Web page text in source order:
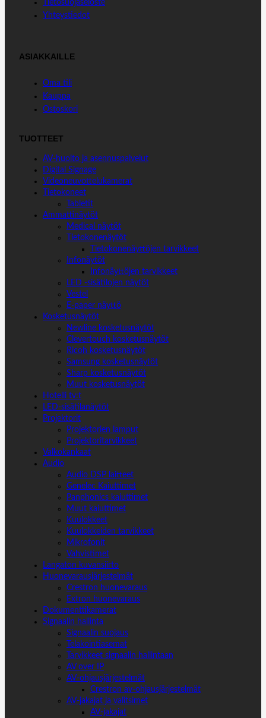
k
n
p
Tietosuojaseloste
Yhteystiedot
ASIAKKAILLE
Oma tili
Kauppa
Ostoskori
TUOTTEET
AV-huolto ja asennuspalvelut
Digital Signage
Videoneuvottelukamerat
Tietokoneet
Tabletit
Ammattinäytöt
Medical näytöt
Tietokonenäytöt
Tietokonenäyttöjen tarvikkeet
Infonäytöt
Infonäyttöjen tarvikkeet
LED -sisätilojen näytöt
Vestel
E-paper näyttö
Kosketusnäytöt
Newline kosketusnäytöt
Clevertouch kosketusnäytöt
Ricoh kosketusnäytöt
Samsung kosketusnäytöt
Sharp kosketusnäytöt
Muut kosketusnäytöt
Hotelli tv:t
LED-sisätilanäytöt
Projektorit
Projektorien lamput
Projektoritarvikkeet
Valkokankaat
Audio
Audio DSP laitteet
Genelec Kaiuttimet
Panphonics kaiuttimet
Muut kaiuttimet
Kuulokkeet
Kuulokkeiden tarvikkeet
Mikrofonit
Vahvistimet
Langaton kuvansiirto
Huonevarausjärjestelmät
Crestron huonevaraus
Extron huonevaraus
Dokumenttikamerat
Signaalin hallinta
Signaalin suojaus
Telakointiasemat
Tarvikkeet signaalin hallintaan
AV over IP
AV-ohjausjärjestelmät
Crestron av-ohjausjärjestelmät
AV-jakajat ja valitsimet
AV-jakajat